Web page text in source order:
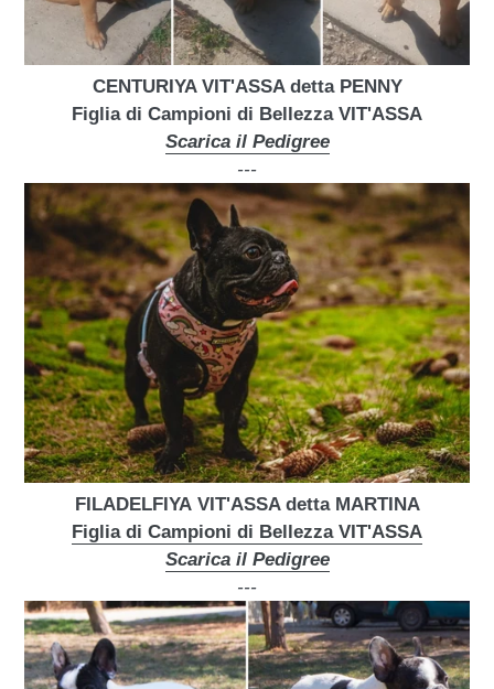
CENTURIYA VIT'ASSA detta PENNY
Figlia di Campioni di Bellezza VIT'ASSA
Scarica il Pedigree
---
FILADELFIYA VIT'ASSA detta MARTINA
Figlia di Campioni di Bellezza VIT'ASSA
Scarica il Pedigree
---